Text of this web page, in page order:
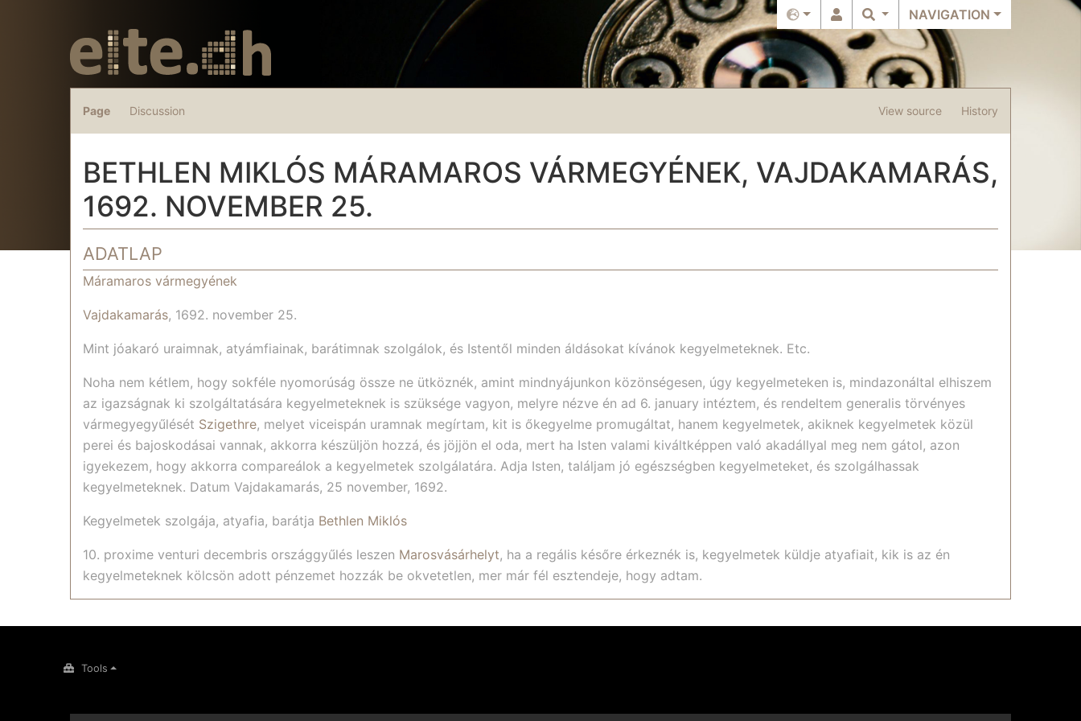
NAVIGATION
Page Discussion View source History
BETHLEN MIKLÓS MÁRAMAROS VÁRMEGYÉNEK, VAJDAKAMARÁS,
1692. NOVEMBER 25.
ADATLAP
Máramaros vármegyének
Vajdakamarás, 1692. november 25.
Mint jóakaró uraimnak, atyámfiainak, barátimnak szolgálok, és Istentől minden áldásokat kívánok kegyelmeteknek. Etc.
Noha nem kétlem, hogy sokféle nyomorúság össze ne ütköznék, amint mindnyájunkon közönségesen, úgy kegyelmeteken is, mindazonáltal elhiszem
az igazságnak ki szolgáltatására kegyelmeteknek is szüksége vagyon, melyre nézve én ad 6. january intéztem, és rendeltem generalis törvényes
vármegyegyűlését Szigethre, melyet viceispán uramnak megírtam, kit is őkegyelme promugáltat, hanem kegyelmetek, akiknek kegyelmetek közül
perei és bajoskodásai vannak, akkorra készüljön hozzá, és jöjjön el oda, mert ha Isten valami kiváltképpen való akadállyal meg nem gátol, azon
igyekezem, hogy akkorra compareálok a kegyelmetek szolgálatára. Adja Isten, találjam jó egészségben kegyelmeteket, és szolgálhassak
kegyelmeteknek. Datum Vajdakamarás, 25 november, 1692.
Kegyelmetek szolgája, atyafia, barátja Bethlen Miklós
10. proxime venturi decembris országgyűlés leszen Marosvásárhelyt, ha a regális későre érkeznék is, kegyelmetek küldje atyafiait, kik is az én
kegyelmeteknek kölcsön adott pénzemet hozzák be okvetetlen, mer már fél esztendeje, hogy adtam.
Tools